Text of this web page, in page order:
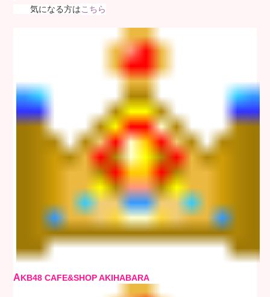
気になる方は こちら
A KB48 CAFE&SHOP AKIHABARA